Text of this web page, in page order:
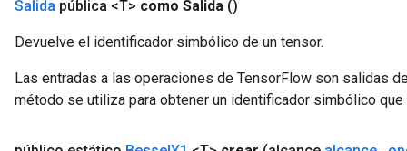
Salida pública <T> como Salida ()
Devuelve el identificador simbólico de un tensor.
Las entradas a las operaciones de TensorFlow son salidas
método se utiliza para obtener un identificador simbólico